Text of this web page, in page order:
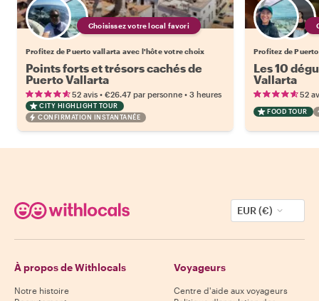
Choisissez votre local favori
Profitez de Puerto vallarta avec l'hôte votre choix
Points forts et trésors cachés de
Puerto Vallarta
52 avis • €26.47 par personne • 3 heures
CITY HIGHLIGHT TOUR
CONFIRMATION INSTANTANÉE
Profitez de
Les 10
Vallarta
52
FOOD TOUR
EUR (€)
À propos de Withlocals
Notre histoire
Voyageurs
Centre d'aide aux voyageurs